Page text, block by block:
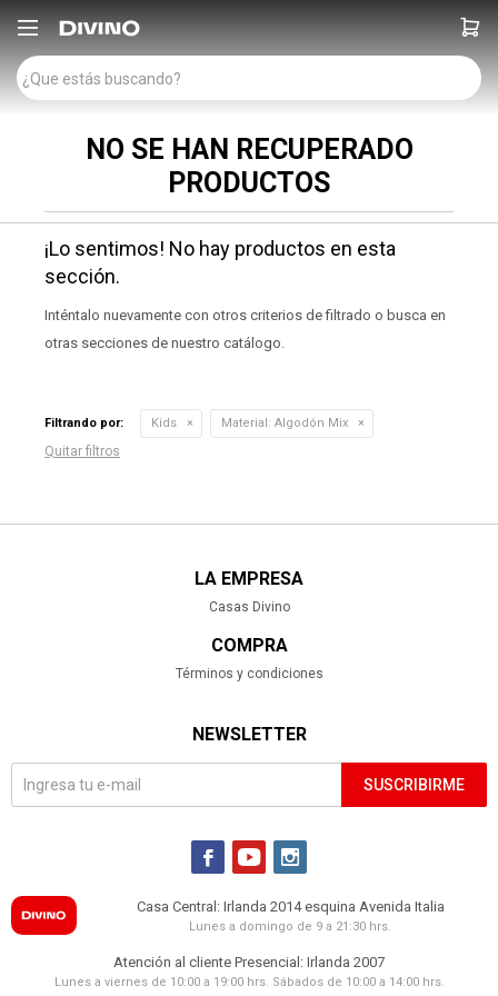

NO SE HAN RECUPERADO
PRODUCTOS
¡Lo sentimos! No hay productos en esta
sección.
Inténtalo nuevamente con otros criterios de filtrado o busca en
otras secciones de nuestro catálogo.
Filtrando por: Kids Material: Algodón Mix
Quitar filtros
LA EMPRESA
Casas Divino
COMPRA
Términos y condiciones
NEWSLETTER
SUSCRIBIRME
  
Casa Central: Irlanda 2014 esquina Avenida Italia
Lunes a domingo de 9 a 21:30 hrs.
Atención al cliente Presencial: Irlanda 2007
Lunes a viernes de 10:00 a 19:00 hrs. Sábados de 10:00 a 14:00 hrs.